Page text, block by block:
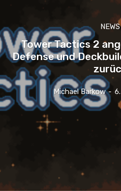
NEWS
Tower Tactics 2
Defense und
Michael Barkow -